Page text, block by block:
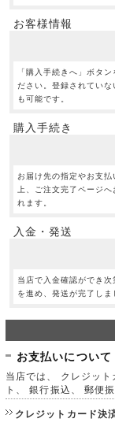
お客様情報
「購入手続きへ」ボタ
ださい。登録されてい
も可能です。
購入手続き
お届け先の指定やお支
上、ご注文完了ページ
れます。
入金・発送
当店で入金確認ができ
を進め、発送が完了しま
お支払いについて
当店では、 クレジッ
ト、 銀行振込、 郵便
クレジットカード決